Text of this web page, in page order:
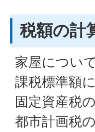
税額の計
家屋につい
課税標準額
固定資産税
都市計画税